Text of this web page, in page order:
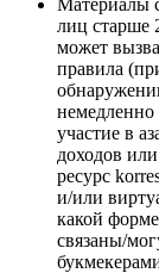
Материалы
лиц старше
может
правила
немедленно
участие в
доходов
ресурс
и/или
какой
связаны/